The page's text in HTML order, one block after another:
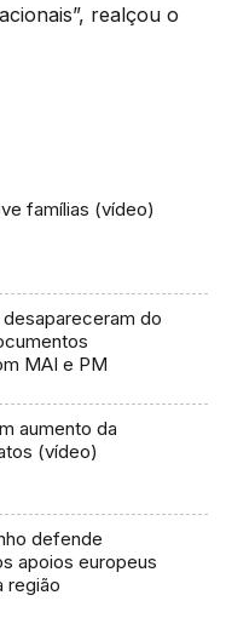
realçou o
famílias (vídeo)
do
MAI e PM
aumento da
(vídeo)
defende
apoios europeus
região